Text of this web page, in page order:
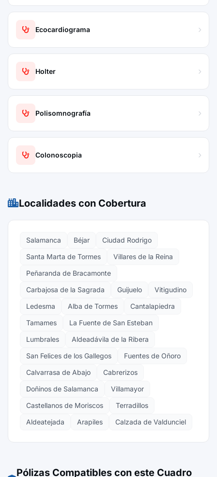
Ecocardiograma
Holter
Polisomnografía
Colonoscopia
Localidades con Cobertura
Salamanca Béjar
Ciudad Rodrigo
Santa Marta de Tormes
Villares de la Reina
Peñaranda de Bracamonte
Carbajosa de la Sagrada
Guijuelo
Vitigudino
Ledesma
Alba de Tormes
Cantalapiedra
Tamames
La Fuente de San Esteban
Lumbrales
Aldeadávila de la Ribera
San Felices de los Gallegos
Fuentes de Oñoro
Calvarrasa de Abajo
Cabrerizos
Doñinos de Salamanca
Villamayor
Castellanos de Moriscos
Terradillos
Aldeatejada
Arapiles Calzada de Valdunciel
Pólizas Compatibles con este Cuadro